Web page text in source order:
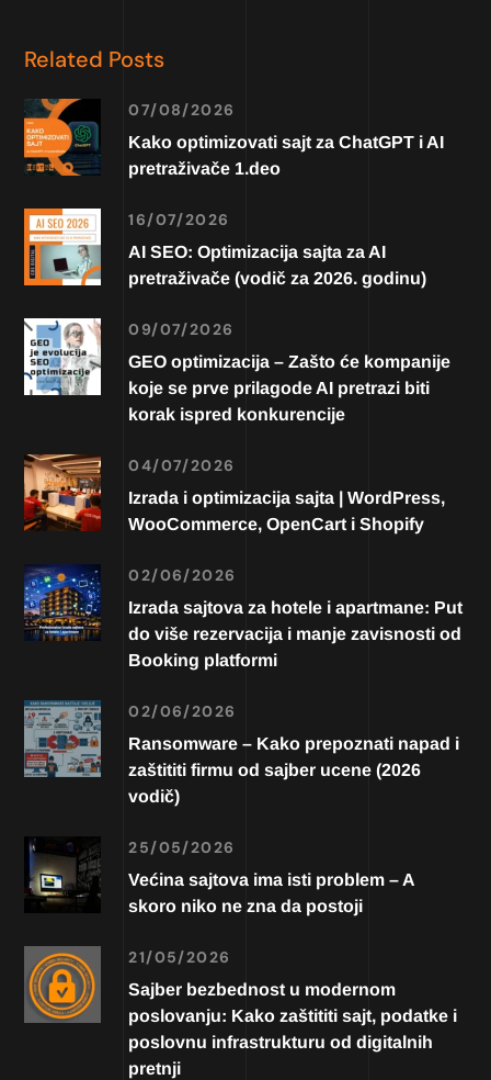
Related Posts
07/08/2026
Kako optimizovati sajt za ChatGPT i AI
pretraživače 1.deo
16/07/2026
AI SEO: Optimizacija sajta za AI
pretraživače (vodič za 2026. godinu)
09/07/2026
GEO optimizacija – Zašto će kompanije
koje se prve prilagode AI pretrazi biti
korak ispred konkurencije
04/07/2026
Izrada i optimizacija sajta | WordPress,
WooCommerce, OpenCart i Shopify
02/06/2026
Izrada sajtova za hotele i apartmane: Put
do više rezervacija i manje zavisnosti od
Booking platformi
02/06/2026
Ransomware – Kako prepoznati napad i
zaštititi firmu od sajber ucene (2026
vodič)
25/05/2026
Većina sajtova ima isti problem – A
skoro niko ne zna da postoji
21/05/2026
Sajber bezbednost u modernom
poslovanju: Kako zaštititi sajt, podatke i
poslovnu infrastrukturu od digitalnih
pretnji